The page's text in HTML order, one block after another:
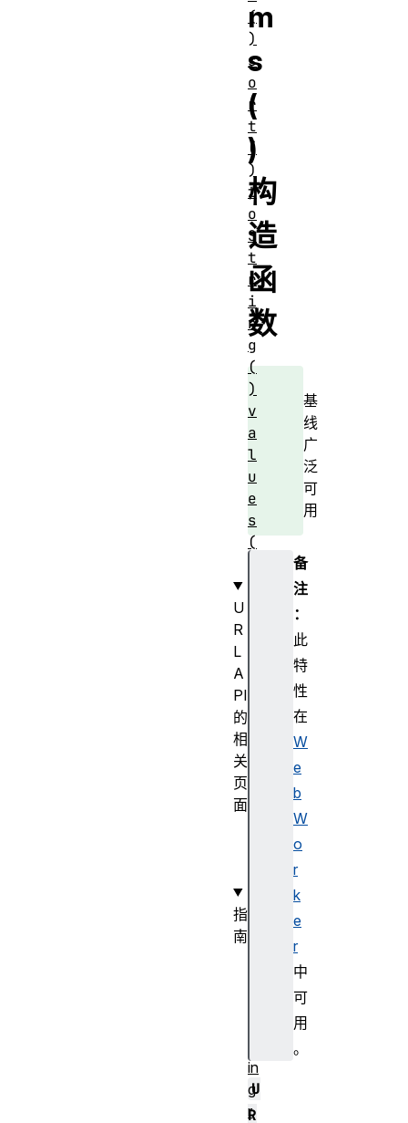
m
s
(
)
构
造
函
数
基
线
广
泛
可
用
备
注
：
此
特
性
在
W
e
b
W
o
r
k
e
r
中
可
用
。
U
R
(
)
s
o
r
t
(
)
t
o
S
t
r
i
n
g
(
)
v
a
l
u
e
s
(
U
R
L
A
PI
的
相
关
页
面
指
南
in
g
r